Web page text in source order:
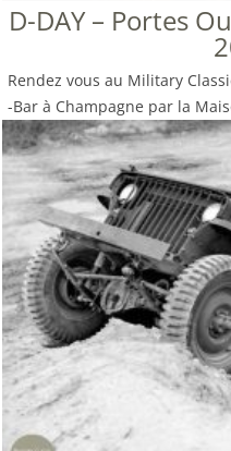
D-DAY – Portes
Rendez vous au Military
-Bar à Champagne par la